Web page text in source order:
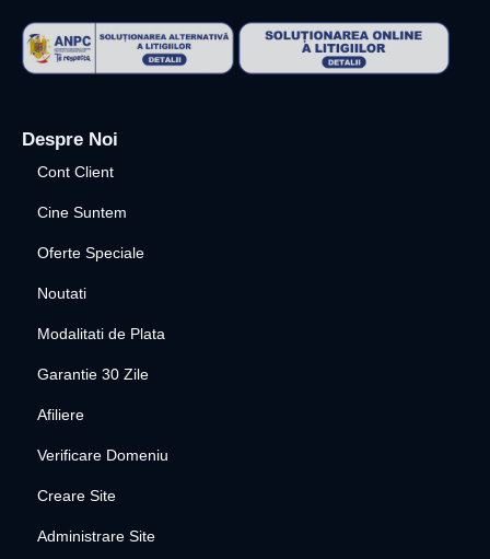
Despre Noi
Cont Client
Cine Suntem
Oferte Speciale
Noutati
Modalitati de Plata
Garantie 30 Zile
Afiliere
Verificare Domeniu
Creare Site
Administrare Site